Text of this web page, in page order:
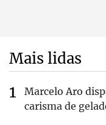
Mais lidas
Marcelo Aro
carisma de